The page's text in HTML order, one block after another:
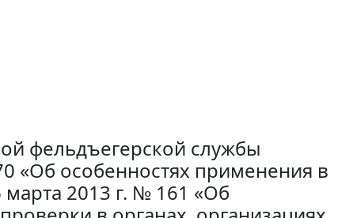
фельдъегерской службы
«Об особенностях применения в
2013 г. № 161 «Об